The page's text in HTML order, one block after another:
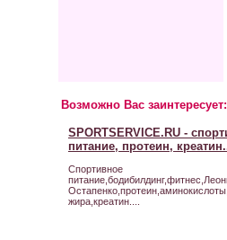
Возможно Вас заинтересует:
SPORTSERVICE.RU -
питание, протеин,
Спортивное
жира,креатин....